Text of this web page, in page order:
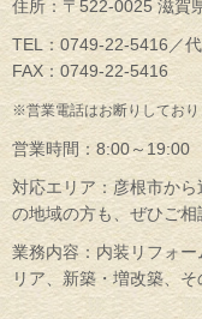
住所：〒522-0025 滋賀
TEL：0749-22-5416／
FAX：0749-22-5416
※営業電話はお断りしており
営業時間：8:00～19:00
対応エリア：彦根市か
の地域の方も、ぜひご相
業務内容：内装リフォ
リア、新築・増改築、そ